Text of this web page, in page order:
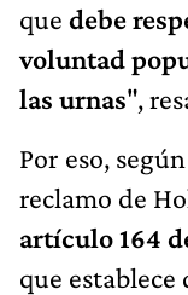
que debe
voluntad
las urnas",
Por eso,
reclamo de
artículo 164
que establece